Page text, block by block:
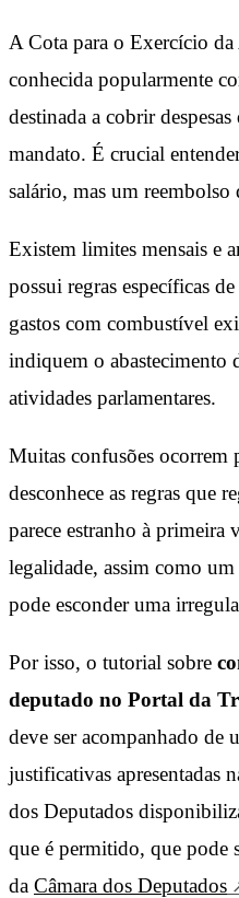
A Cota para o Exercício
conhecida popularmente
destinada a cobrir
mandato. É crucial
salário, mas um reembolso
Existem limites mensais e
possui regras específicas
gastos com combustível
indiquem o abastecimento
atividades parlamentares.
Muitas confusões ocorrem
desconhece as regras que
parece estranho à primeira
legalidade, assim como
pode esconder uma
Por isso, o tutorial sobre
deputado no Portal da
deve ser acompanhado de
justificativas apresentadas
dos Deputados
que é permitido, que pode
da Câmara dos Deputados